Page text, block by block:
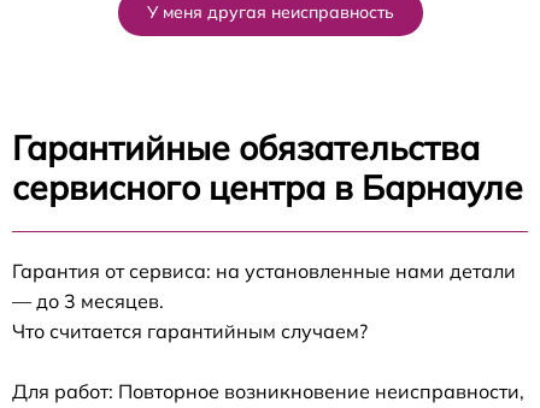
У меня другая неисправность
Гарантийные обязательства
сервисного центра в Барнауле
Гарантия от сервиса: на установленные нами детали
— до 3 месяцев.
Что считается гарантийным случаем?
Для работ: Повторное возникновение неисправности,